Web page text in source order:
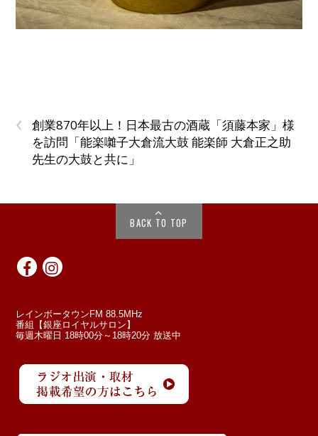
‹
創業870年以上！日本最古の酒蔵「須藤本家」様
を訪問「能楽囃子大倉流大鼓 能楽師 大倉正之助
先生の大鼓と共に」
BACK TO TOP
レインボータウンFM 88.5MHz
番組【銀座ロイヤルサロン】
毎週木曜日 18時00分～18時20分 放送中